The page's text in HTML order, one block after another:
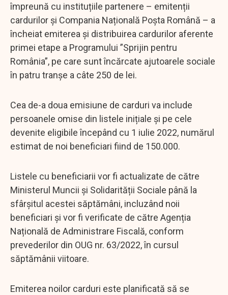
împreună cu instituțiile partenere – emitenții
cardurilor și Compania Națională Poșta Română – a
încheiat emiterea și distribuirea cardurilor aferente
primei etape a Programului ”Sprijin pentru
România”, pe care sunt încărcate ajutoarele sociale
în patru tranșe a câte 250 de lei.
Cea de-a doua emisiune de carduri va include
persoanele omise din listele inițiale și pe cele
devenite eligibile începând cu 1 iulie 2022, numărul
estimat de noi beneficiari fiind de 150.000.
Listele cu beneficiarii vor fi actualizate de către
Ministerul Muncii și Solidarității Sociale până la
sfârșitul acestei săptămâni, incluzând noii
beneficiari și vor fi verificate de către Agenția
Națională de Administrare Fiscală, conform
prevederilor din OUG nr. 63/2022, în cursul
săptămânii viitoare.
Emiterea noilor carduri este planificată să se